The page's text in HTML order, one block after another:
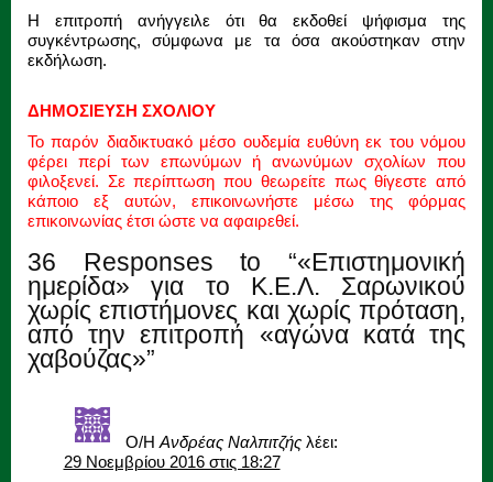
Η επιτροπή ανήγγειλε ότι θα εκδοθεί ψήφισμα της
συγκέντρωσης, σύμφωνα με τα όσα ακούστηκαν στην
εκδήλωση.
ΔΗΜΟΣΙΕΥΣΗ ΣΧΟΛΙΟΥ
Το παρόν διαδικτυακό μέσο ουδεμία ευθύνη εκ του νόμου
φέρει περί των επωνύμων ή ανωνύμων σχολίων που
φιλοξενεί. Σε περίπτωση που θεωρείτε πως θίγεστε από
κάποιο εξ αυτών, επικοινωνήστε μέσω της φόρμας
επικοινωνίας έτσι ώστε να αφαιρεθεί.
36 Responses to “«Επιστημονική
ημερίδα» για το Κ.Ε.Λ. Σαρωνικού
χωρίς επιστήμονες και χωρίς πρόταση,
από την επιτροπή «αγώνα κατά της
χαβούζας»”
Ο/Η Ανδρέας Ναλπιτζής λέει:
29 Νοεμβρίου 2016 στις 18:27